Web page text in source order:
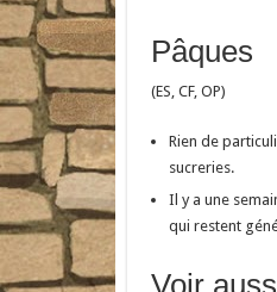
Pâques
(ES, CF, OP)
Rien de
sucreries.
Il y a une
qui restent
Voir